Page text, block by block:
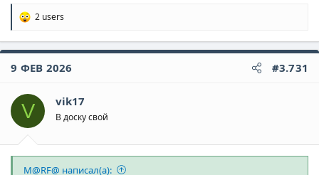
Р
а
к
ц
2 users
9 ФЕВ 2026 #3.731
V vik17
В доску свой
M@RF@ написал(а):